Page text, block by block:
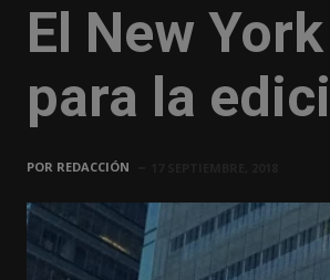
El New
para la
POR REDACCIÓN